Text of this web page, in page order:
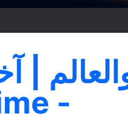
|
- BeirutTime"